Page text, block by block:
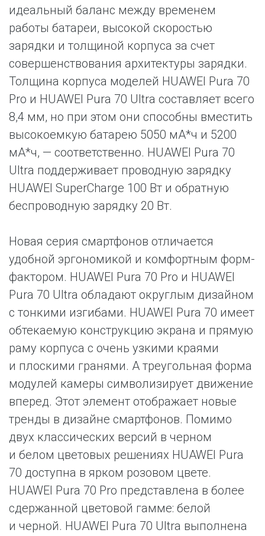
идеальный баланс между временем
работы батареи, высокой скоростью
зарядки и толщиной корпуса за счет
совершенствования архитектуры зарядки.
Толщина корпуса моделей HUAWEI Pura 70
Pro и HUAWEI Pura 70 Ultra составляет всего
8,4 мм, но при этом они способны вместить
высокоемкую батарею 5050 мА*ч и 5200
мА*ч, — соответственно. HUAWEI Pura 70
Ultra поддерживает проводную зарядку
HUAWEI SuperCharge 100 Вт и обратную
беспроводную зарядку 20 Вт.
Новая серия смартфонов отличается
удобной эргономикой и комфортным форм-
фактором. HUAWEI Pura 70 Pro и HUAWEI
Pura 70 Ultra обладают округлым дизайном
с тонкими изгибами. HUAWEI Pura 70 имеет
обтекаемую конструкцию экрана и прямую
раму корпуса с очень узкими краями
и плоскими гранями. А треугольная форма
модулей камеры символизирует движение
вперед. Этот элемент отображает новые
тренды в дизайне смартфонов. Помимо
двух классических версий в черном
и белом цветовых решениях HUAWEI Pura
70 доступна в ярком розовом цвете.
HUAWEI Pura 70 Pro представлена в более
сдержанной цветовой гамме: белой
и черной. HUAWEI Pura 70 Ultra выполнена